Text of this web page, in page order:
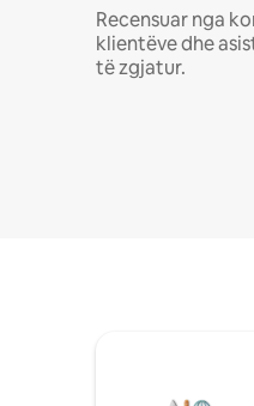
Recensuar nga
klientëve dhe
të zgjatur.